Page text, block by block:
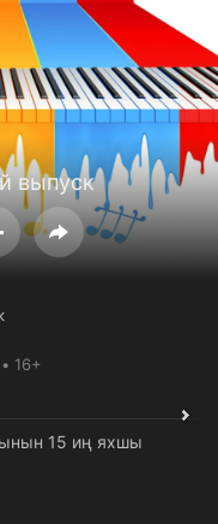
выпуск
16+
15 иң яхшы
партнёров
Контакты